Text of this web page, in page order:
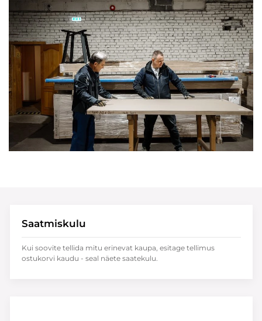
Saatmiskulu
Kui soovite tellida mitu erinevat kaupa, esitage tellimus
ostukorvi kaudu - seal näete saatekulu.